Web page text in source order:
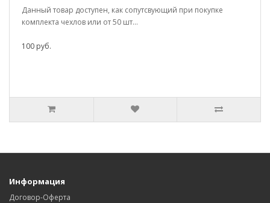
Данный товар доступен, как сопутсвующий при покупке
комплекта чехлов или от 50 шт...
100 руб.
Информация
Договор-Оферта